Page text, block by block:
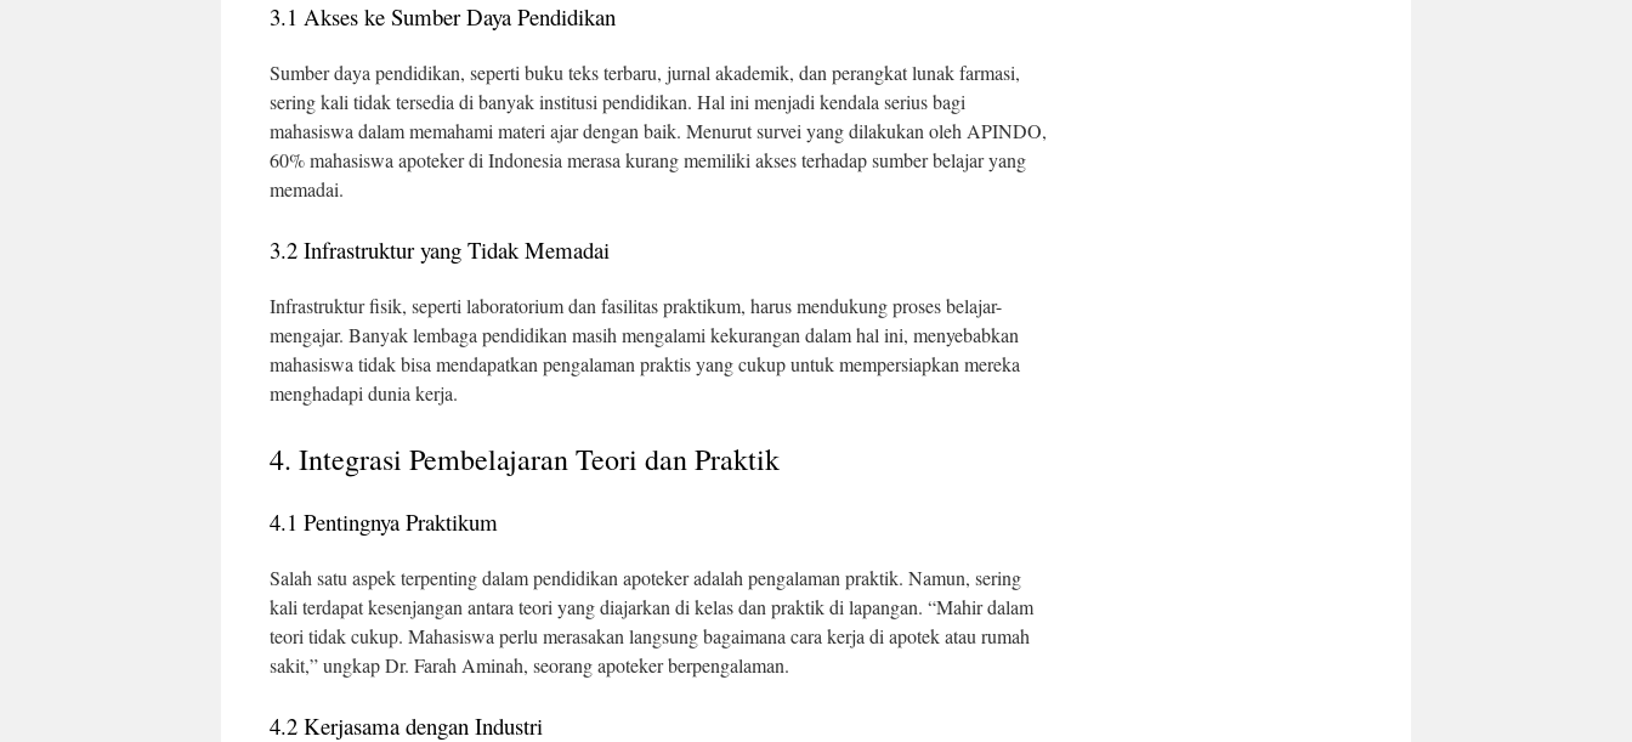
3.1 Akses ke Sumber Daya Pendidikan
Sumber daya pendidikan, seperti buku teks terbaru, jurnal akademik, dan perangkat lunak farmasi,
sering kali tidak tersedia di banyak institusi pendidikan. Hal ini menjadi kendala serius bagi
mahasiswa dalam memahami materi ajar dengan baik. Menurut survei yang dilakukan oleh APINDO,
60% mahasiswa apoteker di Indonesia merasa kurang memiliki akses terhadap sumber belajar yang
memadai.
3.2 Infrastruktur yang Tidak Memadai
Infrastruktur fisik, seperti laboratorium dan fasilitas praktikum, harus mendukung proses belajar-
mengajar. Banyak lembaga pendidikan masih mengalami kekurangan dalam hal ini, menyebabkan
mahasiswa tidak bisa mendapatkan pengalaman praktis yang cukup untuk mempersiapkan mereka
menghadapi dunia kerja.
4. Integrasi Pembelajaran Teori dan Praktik
4.1 Pentingnya Praktikum
Salah satu aspek terpenting dalam pendidikan apoteker adalah pengalaman praktik. Namun, sering
kali terdapat kesenjangan antara teori yang diajarkan di kelas dan praktik di lapangan. “Mahir dalam
teori tidak cukup. Mahasiswa perlu merasakan langsung bagaimana cara kerja di apotek atau rumah
sakit,” ungkap Dr. Farah Aminah, seorang apoteker berpengalaman.
4.2 Kerjasama dengan Industri